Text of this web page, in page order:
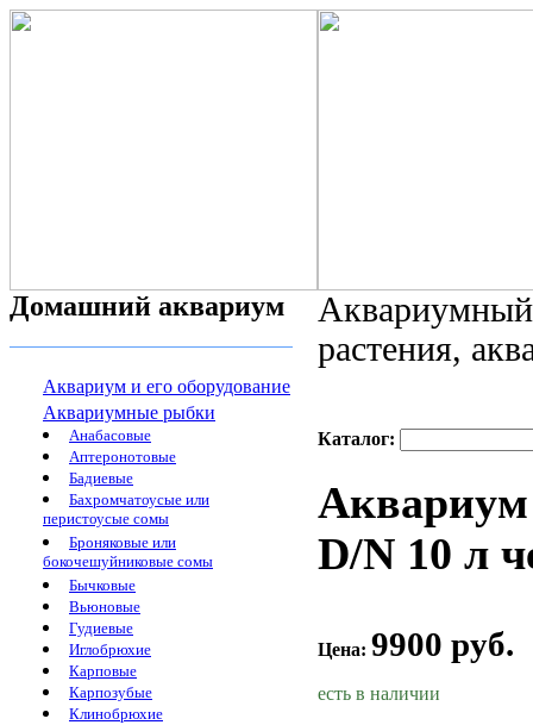
Домашний аквариум
Аквариум и его оборудование
Аквариумные рыбки
Анабасовые
Аптеронотовые
Бадиевые
Бахромчатоусые или
перистоусые сомы
Броняковые или
бокочешуйниковые сомы
Бычковые
Вьюновые
Гудиевые
Иглобрюхие
Карповые
Карпозубые
Клинобрюхие
растения,
Каталог:
D/N 10 л
Цена: 9900 руб.
есть в наличии